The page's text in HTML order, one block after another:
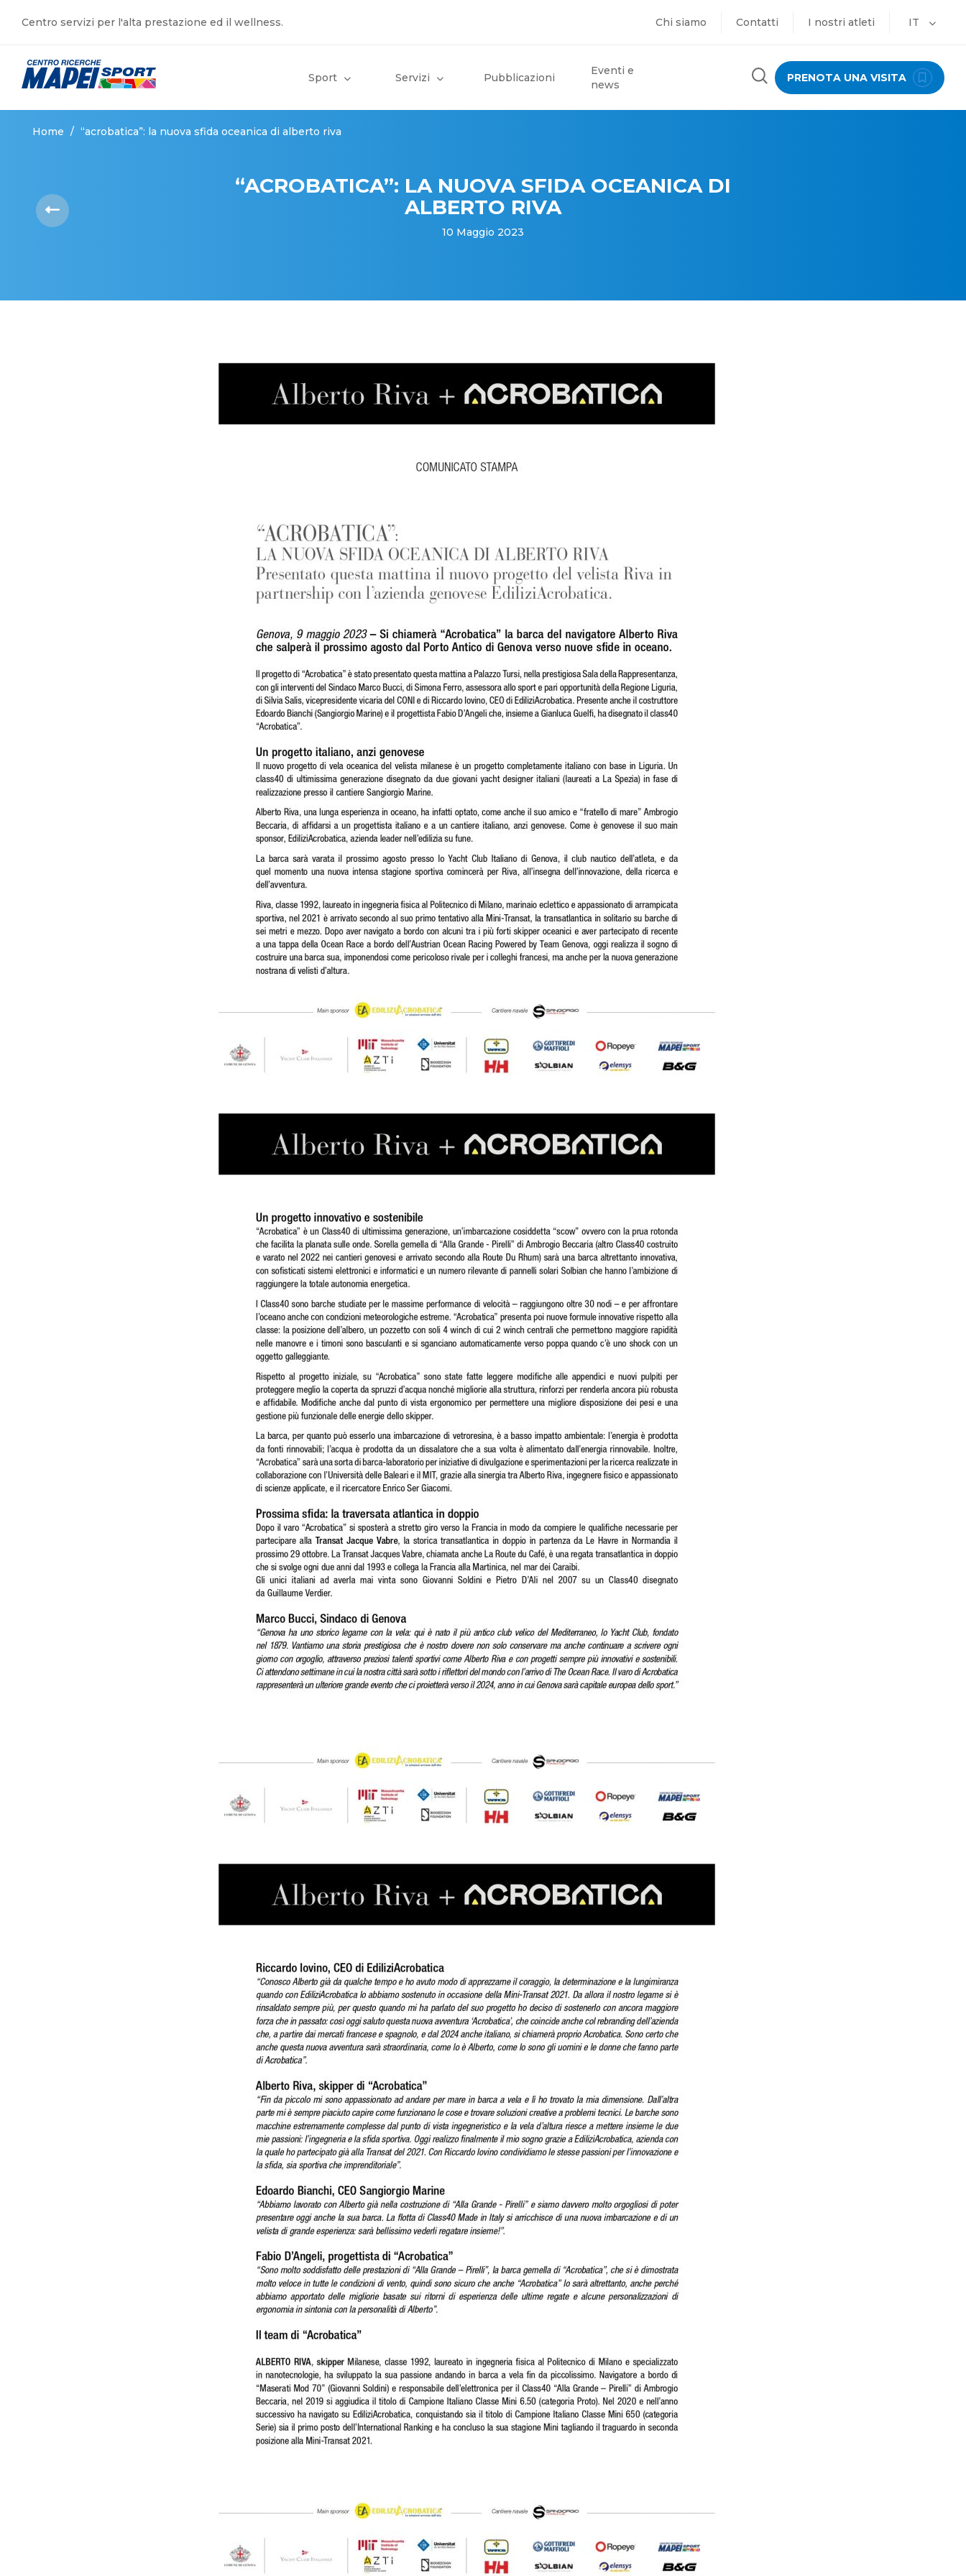
Centro servizi per l'alta prestazione ed il wellness. Chi siamo Contatti I nostri atleti IT
Sport Servizi Pubblicazioni
Eventi e
news
PRENOTA UNA VISITA
Home / “acrobatica”: la nuova sfida oceanica di alberto riva
“ACROBATICA”: LA NUOVA SFIDA OCEANICA DI
ALBERTO RIVA
10 Maggio 2023